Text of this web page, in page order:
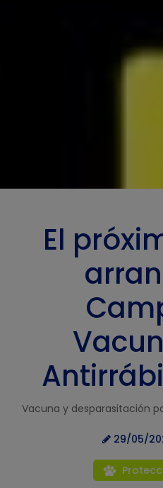
El
Vacuna y desparasitación
29/05/